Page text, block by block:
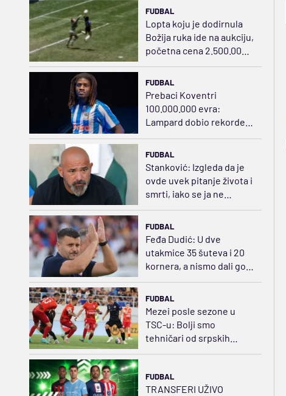
FUDBAL
Lopta koju je dodirnula
Božija ruka ide na aukciju,
početna cena 2.500.000
FUDBAL
Prebaci Koventri
100.000.000 evra:
Lampard dobio rekordera
FUDBAL
Stanković: Izgleda da je
ovde uvek pitanje života i
smrti, iako se ja ne
slažem sa tim
FUDBAL
Feđa Dudić: U dve
utakmice 35 šuteva i 20
kornera, a nismo dali gol!
Očekujem da ga damo iz
FUDBAL
Mezei posle sezone u
TSC-u: Bolji smo
tehničari od srpskih
FUDBAL
TRANSFERI UŽIVO